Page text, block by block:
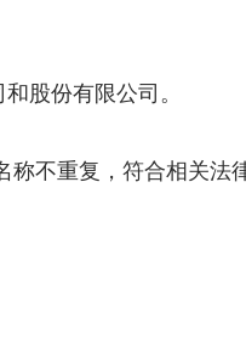
股份有限公司。
称不重复，符合相关法